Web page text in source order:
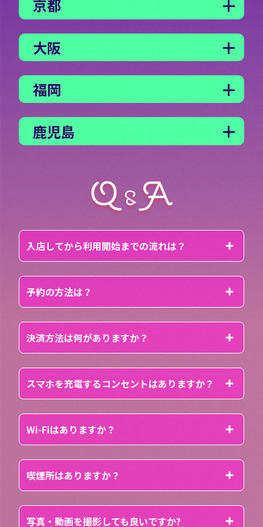
京都
大阪
福岡
鹿児島
入店してから利用開始までの流れは？
予約の方法は？
決済方法は何がありますか？
スマホを充電するコンセントはありますか？
Wi-Fiはありますか？
喫煙所はありますか？
写真・動画を撮影しても良いですか?